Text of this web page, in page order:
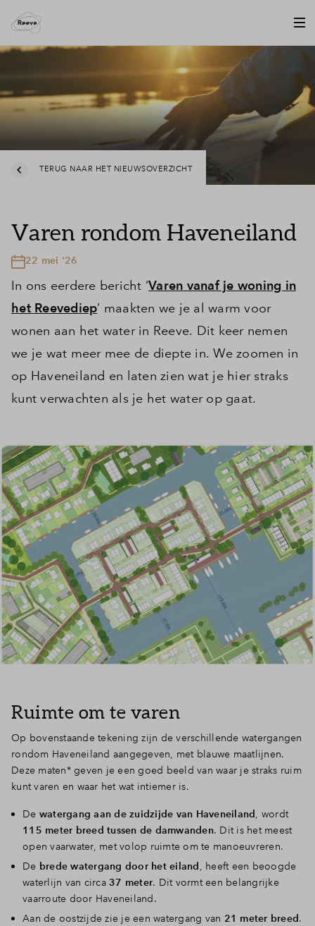
Inloggen
TERUG NAAR HET NIEUWSOVERZICHT
Varen rondom Haveneiland
22 mei '26
In ons eerdere bericht ‘Varen vanaf je woning in
het Reevediep’ maakten we je al warm voor
wonen aan het water in Reeve. Dit keer nemen
we je wat meer mee de diepte in. We zoomen in
op Haveneiland en laten zien wat je hier straks
kunt verwachten als je het water op gaat.
Ruimte om te varen
Op bovenstaande tekening zijn de verschillende watergangen
rondom Haveneiland aangegeven, met blauwe maatlijnen.
Deze maten* geven je een goed beeld van waar je straks ruim
kunt varen en waar het wat intiemer is.
De watergang aan de zuidzijde van Haveneiland, wordt
115 meter breed tussen de damwanden. Dit is het meest
open vaarwater, met volop ruimte om te manoeuvreren.
De brede watergang door het eiland , heeft een beoogde
waterlijn van circa 37 meter. Dit vormt een belangrijke
vaarroute door Haveneiland.
Aan de oostzijde zie je een watergang van 21 meter breed.